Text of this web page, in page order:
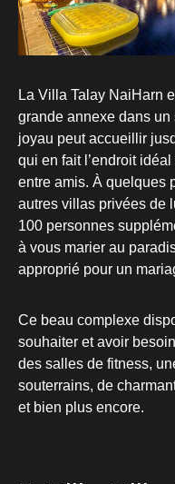
La Villa Talay NaiHarn
grande annexe dans
joyau peut accueillir
qui en fait l’endroit
entre amis. À quelques
autres villas privées de
100 personnes
à vous marier au
approprié pour un
Ce beau complexe
souhaiter et avoir
des salles de fitness,
souterrains, de
et bien plus encore.